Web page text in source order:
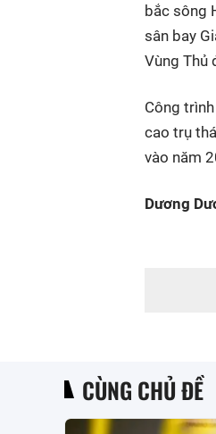
bắc sông
sân bay
Vùng Thủ
Công
cao trụ
vào năm
Dương
CÙNG CHỦ ĐỀ